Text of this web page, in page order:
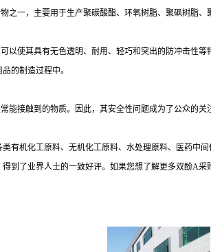
之一，主要用于生产聚碳酸酯、环氧树脂、聚砜树脂
以使其具有无色透明、耐用、轻巧和突出的防冲击性
的制造过程中。
能接触到的物质。因此，其安全性问题成为了公众的关
有机化工原料、无机化工原料、水处理原料、医药中
到了业界人士的一致好评。如果您想了解更多双酚A采